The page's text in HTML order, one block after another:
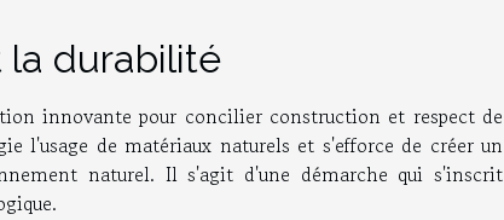
la durabilité
innovante pour concilier construction et respect de
l'usage de matériaux naturels et s'efforce de créer un
naturel. Il s'agit d'une démarche qui s'inscrit